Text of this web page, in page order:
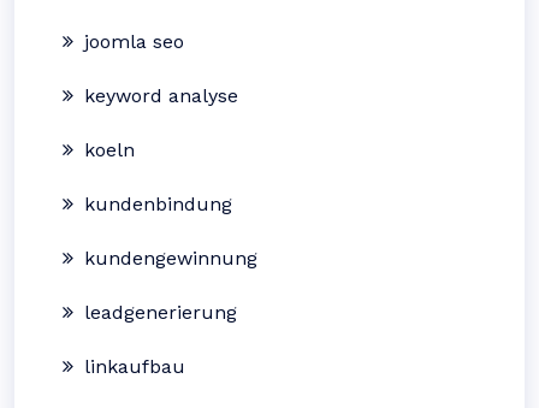
joomla seo
keyword analyse
koeln
kundenbindung
kundengewinnung
leadgenerierung
linkaufbau